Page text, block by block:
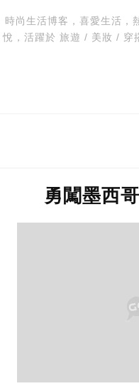
時尚生活博客，喜愛生活，
悅，活躍於 旅遊 / 美妝 / 穿
勇闖墨西